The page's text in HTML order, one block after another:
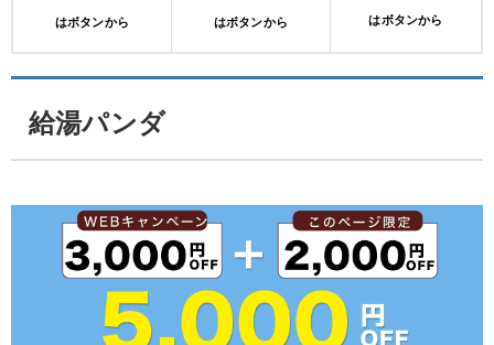
はボタンから はボタンから はボタンから
給湯パンダ